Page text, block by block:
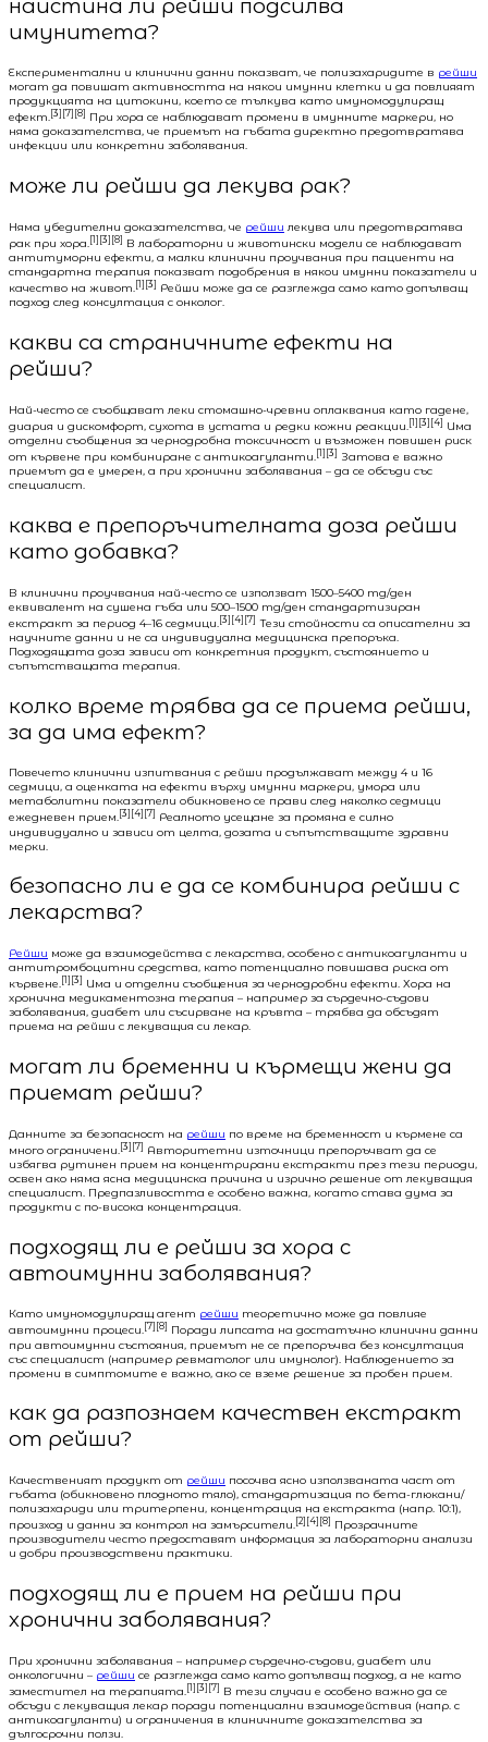
наистина ли рейши подсилва
имунитета?
Експериментални и клинични данни показват, че полизахаридите в рейши
могат да повишат активността на някои имунни клетки и да повлияят
продукцията на цитокини, което се тълкува като имуномодулиращ
ефект.[3][7][8] При хора се наблюдават промени в имунните маркери, но
няма доказателства, че приемът на гъбата директно предотвратява
инфекции или конкретни заболявания.
може ли рейши да лекува рак?
Няма убедителни доказателства, че рейши лекува или предотвратява
рак при хора.[1][3][8] В лабораторни и животински модели се наблюдават
антитуморни ефекти, а малки клинични проучвания при пациенти на
стандартна терапия показват подобрения в някои имунни показатели и
качество на живот.[1][3] Рейши може да се разглежда само като допълващ
подход след консултация с онколог.
какви са страничните ефекти на
рейши?
Най-често се съобщават леки стомашно-чревни оплаквания като гадене,
диария и дискомфорт, сухота в устата и редки кожни реакции.[1][3][4] Има
отделни съобщения за чернодробна токсичност и възможен повишен риск
от кървене при комбиниране с антикоагуланти.[1][3] Затова е важно
приемът да е умерен, а при хронични заболявания – да се обсъди със
специалист.
каква е препоръчителната доза рейши
като добавка?
В клинични проучвания най-често се използват 1500–5400 mg/ден
еквивалент на сушена гъба или 500–1500 mg/ден стандартизиран
екстракт за период 4–16 седмици.[3][4][7] Тези стойности са описателни за
научните данни и не са индивидуална медицинска препоръка.
Подходящата доза зависи от конкретния продукт, състоянието и
съпътстващата терапия.
колко време трябва да се приема рейши,
за да има ефект?
Повечето клинични изпитвания с рейши продължават между 4 и 16
седмици, а оценката на ефекти върху имунни маркери, умора или
метаболитни показатели обикновено се прави след няколко седмици
ежедневен прием.[3][4][7] Реалното усещане за промяна е силно
индивидуално и зависи от целта, дозата и съпътстващите здравни
мерки.
безопасно ли е да се комбинира рейши с
лекарства?
Рейши може да взаимодейства с лекарства, особено с антикоагуланти и
антитромбоцитни средства, като потенциално повишава риска от
кървене.[1][3] Има и отделни съобщения за чернодробни ефекти. Хора на
хронична медикаментозна терапия – например за сърдечно-съдови
заболявания, диабет или съсирване на кръвта – трябва да обсъдят
приема на рейши с лекуващия си лекар.
могат ли бременни и кърмещи жени да
приемат рейши?
Данните за безопасност на рейши по време на бременност и кърмене са
много ограничени.[3][7] Авторитетни източници препоръчват да се
избягва рутинен прием на концентрирани екстракти през тези периоди,
освен ако няма ясна медицинска причина и изрично решение от лекуващия
специалист. Предпазливостта е особено важна, когато става дума за
продукти с по-висока концентрация.
подходящ ли е рейши за хора с
автоимунни заболявания?
Като имуномодулиращ агент рейши теоретично може да повлияе
автоимунни процеси.[7][8] Поради липсата на достатъчно клинични данни
при автоимунни състояния, приемът не се препоръчва без консултация
със специалист (например ревматолог или имунолог). Наблюдението за
промени в симптомите е важно, ако се вземе решение за пробен прием.
как да разпознаем качествен екстракт
от рейши?
Качественият продукт от рейши посочва ясно използваната част от
гъбата (обикновено плодното тяло), стандартизация по бета-глюкани/
полизахариди или тритерпени, концентрация на екстракта (напр. 10:1),
произход и данни за контрол на замърсители.[2][4][8] Прозрачните
производители често предоставят информация за лабораторни анализи
и добри производствени практики.
подходящ ли е прием на рейши при
хронични заболявания?
При хронични заболявания – например сърдечно-съдови, диабет или
онкологични – рейши се разглежда само като допълващ подход, а не като
заместител на терапията.[1][3][7] В тези случаи е особено важно да се
обсъди с лекуващия лекар поради потенциални взаимодействия (напр. с
антикоагуланти) и ограничения в клиничните доказателства за
дългосрочни ползи.